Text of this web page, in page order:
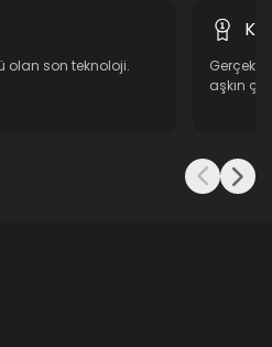
olan son teknoloji.
Gerçek
aşkın